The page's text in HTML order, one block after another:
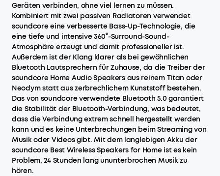
Geräten verbinden, ohne viel lernen zu müssen.
Kombiniert mit zwei passiven Radiatoren verwendet
soundcore eine verbesserte Bass-Up-Technologie, die
eine tiefe und intensive 360°-Surround-Sound-
Atmosphäre erzeugt und damit professioneller ist.
Außerdem ist der Klang klarer als bei gewöhnlichen
Bluetooth Lautsprechern für Zuhause, da die Treiber der
soundcore Home Audio Speakers aus reinem Titan oder
Neodym statt aus zerbrechlichem Kunststoff bestehen.
Das von soundcore verwendete Bluetooth 5.0 garantiert
die Stabilität der Bluetooth-Verbindung, was bedeutet,
dass die Verbindung extrem schnell hergestellt werden
kann und es keine Unterbrechungen beim Streaming von
Musik oder Videos gibt. Mit dem langlebigen Akku der
soundcore Best Wireless Speakers for Home ist es kein
Problem, 24 Stunden lang ununterbrochen Musik zu
hören.